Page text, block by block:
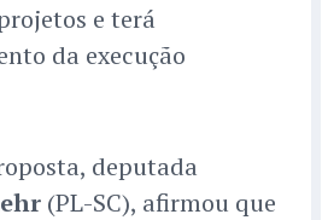
e terá
da execução
deputada
(PL-SC), afirmou que